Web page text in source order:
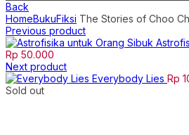
Back
HomeBukuFiksi The Stories of Choo
Previous product
Rp 50.000
Next product
Everybody Lies Rp
Sold out